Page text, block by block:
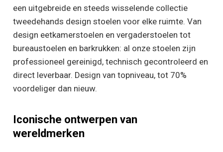
een uitgebreide en steeds wisselende collectie
tweedehands design stoelen voor elke ruimte. Van
design eetkamerstoelen en vergaderstoelen tot
bureaustoelen en barkrukken: al onze stoelen zijn
professioneel gereinigd, technisch gecontroleerd en
direct leverbaar. Design van topniveau, tot 70%
voordeliger dan nieuw.
Iconische ontwerpen van
wereldmerken